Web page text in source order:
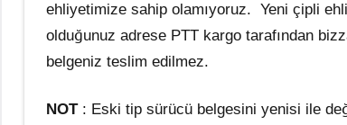
ehliyetimize sahip olamıyoruz. Yeni çipli
olduğunuz adrese PTT kargo tarafından
belgeniz teslim edilmez.
NOT: Eski tip sürücü belgesini yenisi ile